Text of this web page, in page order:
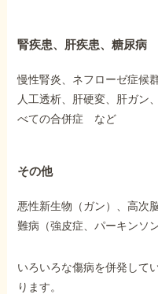
腎疾患、肝疾患、糖尿病
慢性腎炎、ネフローゼ症候
人工透析、肝硬変、肝ガン
べての合併症 など
その他
悪性新生物（ガン）、高次
難病（強皮症、パーキンソ
いろいろな傷病を併発して
ります。